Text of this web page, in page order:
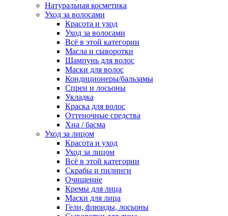
Натуральная косметика
Уход за волосами
Красота и уход
Уход за волосами
Всё в этой категории
Масла и сыворотки
Шампунь для волос
Маски для волос
Кондиционеры/бальзамы
Спреи и лосьоны
Укладка
Краска для волос
Оттеночные средства
Хна / басма
Уход за лицом
Красота и уход
Уход за лицом
Всё в этой категории
Скрабы и пилинги
Очищение
Кремы для лица
Маски для лица
Гели, флюиды, лосьоны